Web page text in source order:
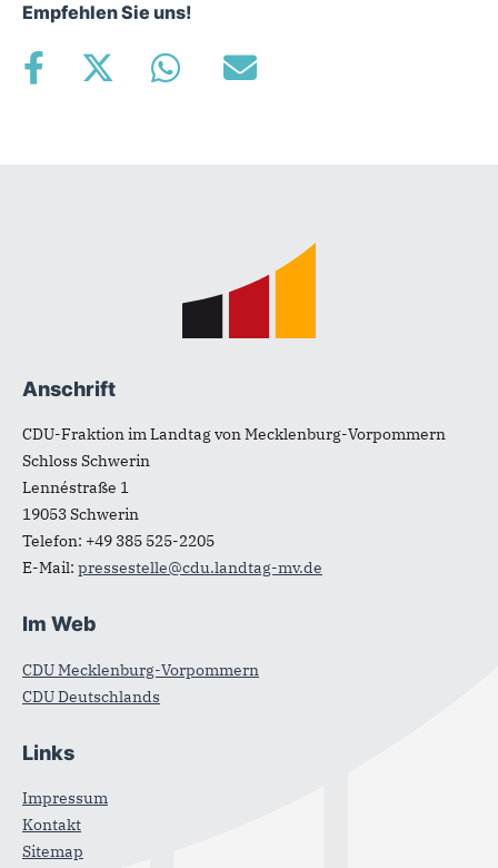
Empfehlen Sie uns!
Anschrift
CDU-Fraktion im Landtag von Mecklenburg-Vorpommern
Schloss Schwerin
Lennéstraße 1
19053Schwerin
Telefon: +49 385 525-2205
E-Mail: pressestelle@cdu.landtag-mv.de
Im Web
CDU Mecklenburg-Vorpommern
CDU Deutschlands
Links
Impressum
Kontakt
Sitemap